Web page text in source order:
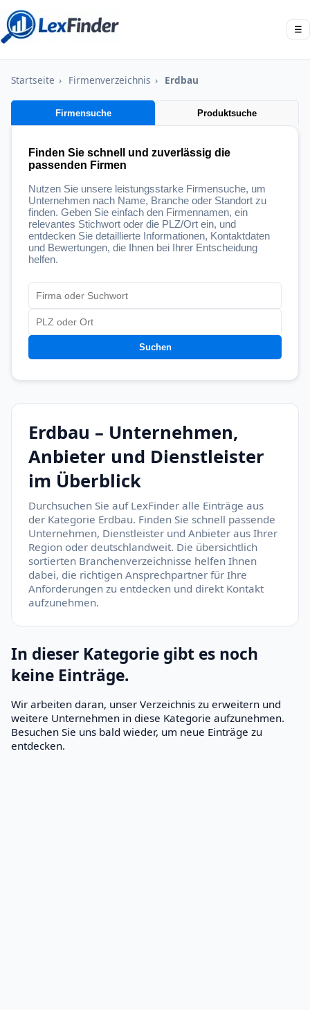
☰
Startseite › Firmenverzeichnis › Erdbau
Firmensuche Produktsuche
Finden Sie schnell und zuverlässig die
passenden Firmen
Nutzen Sie unsere leistungsstarke Firmensuche, um
Unternehmen nach Name, Branche oder Standort zu
finden. Geben Sie einfach den Firmennamen, ein
relevantes Stichwort oder die PLZ/Ort ein, und
entdecken Sie detaillierte Informationen, Kontaktdaten
und Bewertungen, die Ihnen bei Ihrer Entscheidung
helfen.
Suchen
Erdbau – Unternehmen,
Anbieter und Dienstleister
im Überblick
Durchsuchen Sie auf LexFinder alle Einträge aus
der Kategorie Erdbau. Finden Sie schnell passende
Unternehmen, Dienstleister und Anbieter aus Ihrer
Region oder deutschlandweit. Die übersichtlich
sortierten Branchenverzeichnisse helfen Ihnen
dabei, die richtigen Ansprechpartner für Ihre
Anforderungen zu entdecken und direkt Kontakt
aufzunehmen.
In dieser Kategorie gibt es noch
keine Einträge.
Wir arbeiten daran, unser Verzeichnis zu erweitern und
weitere Unternehmen in diese Kategorie aufzunehmen.
Besuchen Sie uns bald wieder, um neue Einträge zu
entdecken.